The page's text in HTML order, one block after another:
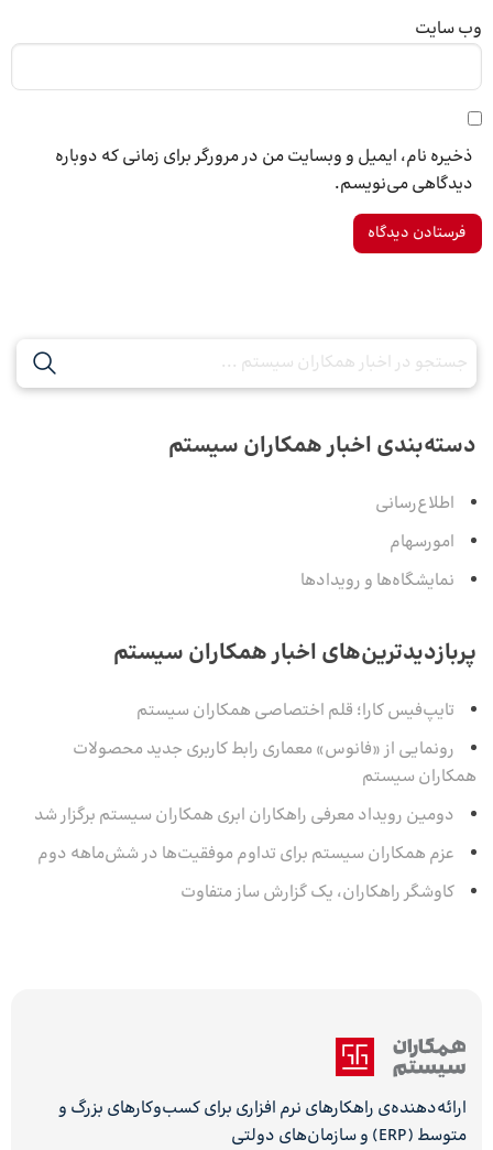
وب‌ سایت
ذخیره نام، ایمیل و وبسایت من در مرورگر برای زمانی که دوباره
دیدگاهی می‌نویسم.
دسته‌بندی اخبار همکاران سیستم
اطلاع‌رسانی
امورسهام
نمایشگاه‌ها و رویدادها
پربازدیدترین‌های اخبار همکاران سیستم
تایپ‌فیس کارا؛ قلم اختصاصی همکاران سیستم
رونمایی از «فانوس» معماری رابط کاربری جدید محصولات
همکاران سیستم
دومین رویداد معرفی راهکاران ابری همکاران سیستم برگزار شد
عزم همکاران سیستم برای تداوم موفقیت‌ها در شش‌ماهه‌ دوم
کاوشگر راهکاران، یک گزارش ساز متفاوت
ارائه‌دهنده‌ی راهکارهای نرم افزاری برای کسب‌وکارهای بزرگ و
متوسط (ERP) و سازمان‌های دولتی